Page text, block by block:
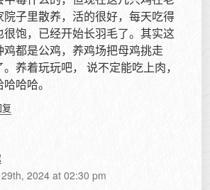
院子里散养，活的很好，每天吃得
很饱，已经开始长羽毛了。其实这
鸡都是公鸡，养鸡场把母鸡挑走
。养着玩玩吧， 说不定能吃上肉，
哈哈哈。
2024 at 02:30 pm